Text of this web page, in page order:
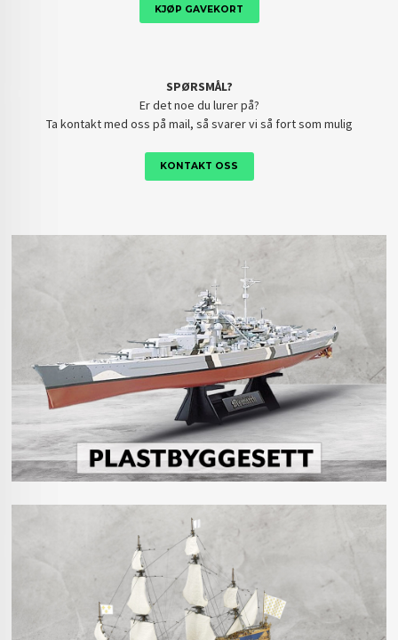
KJØP GAVEKORT
SPØRSMÅL?
Er det noe du lurer på?
Ta kontakt med oss på mail, så svarer vi så fort som mulig
KONTAKT OSS